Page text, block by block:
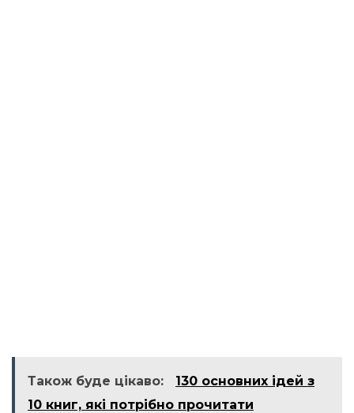
Також буде цікаво:
130 основних ідей з
10 книг, які потрібно прочитати